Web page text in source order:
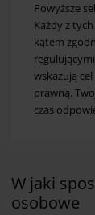
Powyższe
Każdy z
kątem
wskazują
prawną.
czas
W jaki
osobowe